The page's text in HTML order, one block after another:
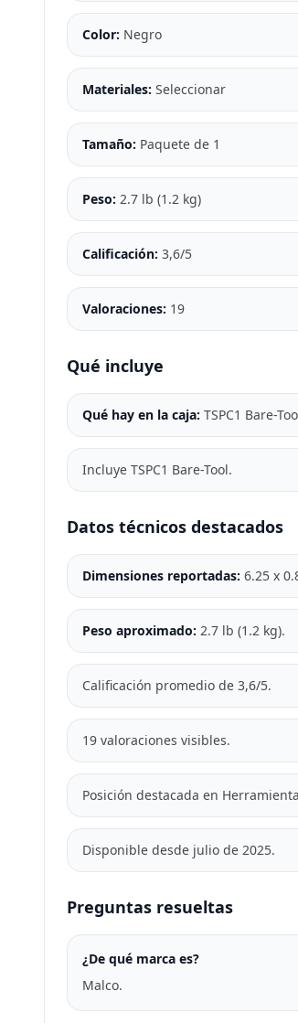
Color: Negro
Materiales: Seleccionar
Tamaño: Paquete de 1
Peso: 2.7 lb (1.2 kg)
Calificación: 3,6/5
Valoraciones: 19
Qué incluye
Qué hay en la caja: TSPC1 Bare-
Incluye TSPC1 Bare-Tool.
Datos técnicos destacados
Dimensiones reportadas: 6.25 x
Peso aproximado: 2.7 lb (1.2 kg).
Calificación promedio de 3,6/5.
19 valoraciones visibles.
Posición destacada en
Disponible desde julio de 2025.
Preguntas resueltas
¿De qué marca es?
Malco.